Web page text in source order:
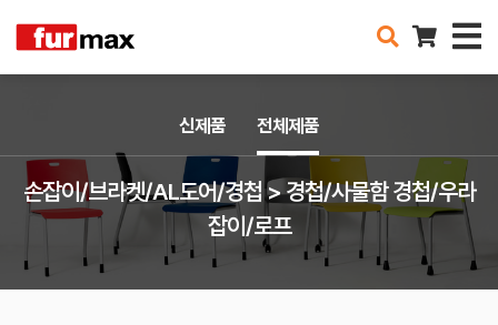
손잡이/브라켓/AL도어/경첩 > 경첩/사물함 경첩/우라
잡이/로프
신제품 전체제품